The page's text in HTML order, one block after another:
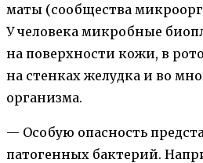
маты (сообщества
У человека микробные
на поверхности кожи, в
на стенках желудка и во
организма.
— Особую опасность
патогенных бактерий.